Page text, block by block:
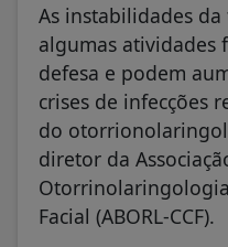
As instabilidades
algumas atividades
defesa e podem
crises de infecções
do
diretor da
Facial (ABORL-CCF).